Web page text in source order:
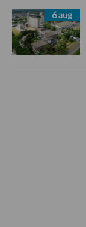
6 aug